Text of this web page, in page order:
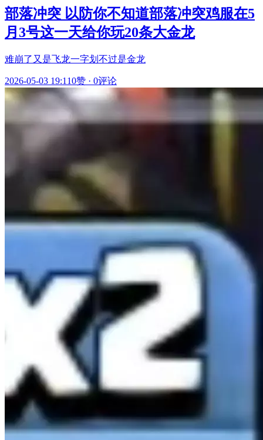
部落冲突 以防你不知道部落冲突鸡服在5
月3号这一天给你玩20条大金龙
难崩了又是飞龙一字划不过是金龙
2026-05-03 19:110赞 · 0评论